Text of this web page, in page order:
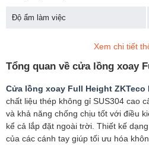
Tổng quan về cửa lồng xoay
Cửa lồng xoay Full Height ZKTeco
chất liệu thép không gỉ SUS304 cao
và khả năng chống chịu tốt với điều
kể cả lắp đặt ngoài trời. Thiết kế
của các cánh tay giúp tối ưu hóa
Độ ẩm làm việc
Tốc độ thông lượng
Động cơ
Chiều rộng lối đi
Dấu chân (L * W)
Xem chi tiết